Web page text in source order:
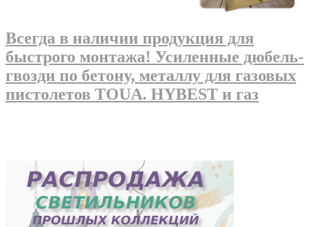
Всегда в наличии продукция для
быстрого монтажа! Усиленные дюбель-
гвозди по бетону, металлу для газовых
пистолетов TOUA. HYBEST и газ